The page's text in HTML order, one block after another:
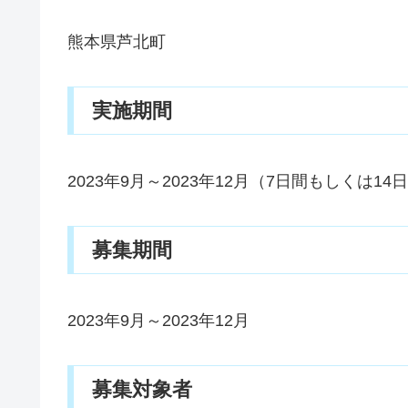
熊本県芦北町
実施期間
2023年9月～2023年12月（7日間もしくは14
募集期間
2023年9月～2023年12月
募集対象者